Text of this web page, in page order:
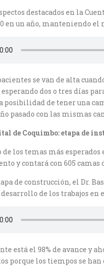
destacados en la
en un año, manteniendo
se van de alta
esperando dos o tres días
posibilidad de tener una
pasado con las mismas
de Coquimbo: etapa de
de los temas más
y contará con 605
de construcción, el Dr.
de los trabajos en
está el 98% de avance y
porque los tiempos se